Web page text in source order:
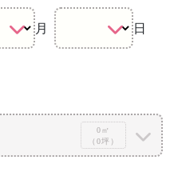
月 日
0㎡
（0坪）